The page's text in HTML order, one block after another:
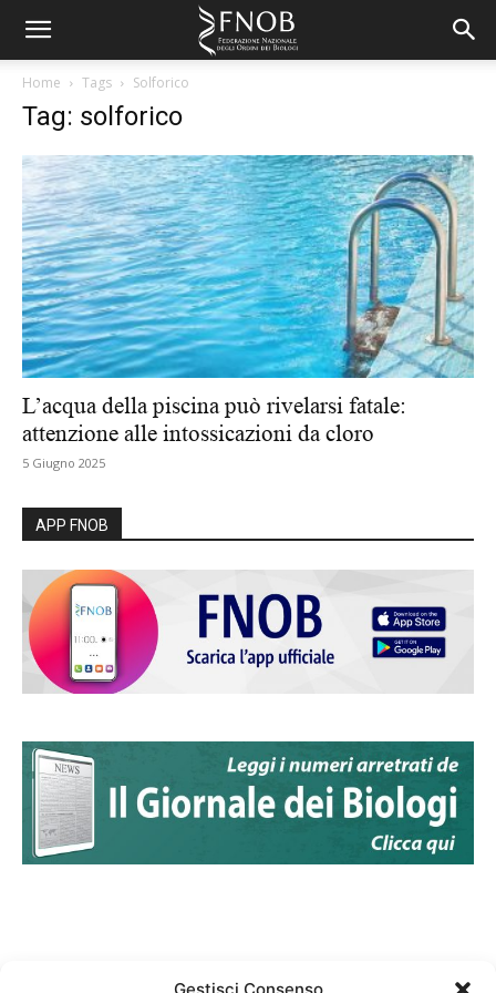
Home Tags Solforico
Tag: solforico
L’acqua della piscina può rivelarsi fatale:
attenzione alle intossicazioni da cloro
5 Giugno 2025
APP FNOB